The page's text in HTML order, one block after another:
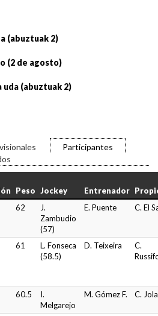
(abuztuak 2)
(2 de agosto)
(abuztuak 2)
Participantes
Peso Jockey Entrenador
62
J.
Zambudio
(57)
E. Puente C. El
61
L. Fonseca
(58.5)
D. Teixeira
C.
60.5
I.
Melgarejo
M. Gómez F. C.